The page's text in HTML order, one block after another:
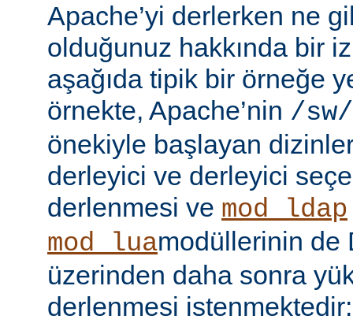
Apache’yi derlerken ne
olduğunuz hakkında bir
aşağıda tipik bir örneğe
örnekte, Apache’nin /
önekiyle başlayan
derleyici ve derleyici
derlenmesi ve mod_ldap
mod_luamodüllerinin de
üzerinden daha sonra
derlenmesi istenmektedir: